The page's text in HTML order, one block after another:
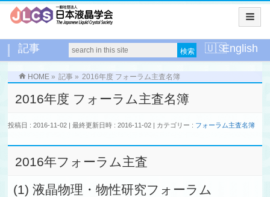
記事 English
HOME » 記事 » 2016年度 フォーラム主査名簿
2016年度 フォーラム主査名簿
投稿日 : 2016-11-02 最終更新日時 : 2016-11-02 カテゴリー : フォーラム主査名簿
2016年フォーラム主査
(1) 液晶物理・物性研究フォーラム